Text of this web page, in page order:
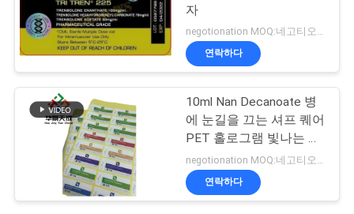
PRIVACY
POLICY
약 병 상표
자
negotionation MOQ:네고티오네이션
연락하다
10ml Nan Decanoate 병
에 눈길을 끄는 셔프 퀘어
PET 홀로그램 빛나는 라
벨
negotionation MOQ:네고티오네이션
연락하다